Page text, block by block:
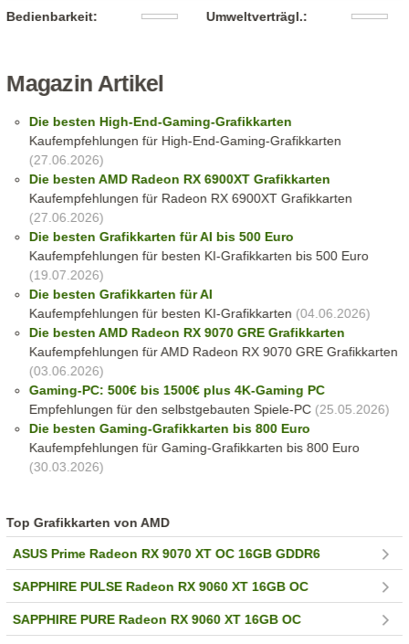
Bedienbarkeit: Umweltverträgl.:
Magazin Artikel
Die besten High-End-Gaming-Grafikkarten
Kaufempfehlungen für High-End-Gaming-Grafikkarten
(27.06.2026)
Die besten AMD Radeon RX 6900XT Grafikkarten
Kaufempfehlungen für Radeon RX 6900XT Grafikkarten
(27.06.2026)
Die besten Grafikkarten für AI bis 500 Euro
Kaufempfehlungen für besten KI-Grafikkarten bis 500 Euro
(19.07.2026)
Die besten Grafikkarten für AI
Kaufempfehlungen für besten KI-Grafikkarten (04.06.2026)
Die besten AMD Radeon RX 9070 GRE Grafikkarten
Kaufempfehlungen für AMD Radeon RX 9070 GRE Grafikkarten
(03.06.2026)
Gaming-PC: 500€ bis 1500€ plus 4K-Gaming PC
Empfehlungen für den selbstgebauten Spiele-PC(25.05.2026)
Die besten Gaming-Grafikkarten bis 800 Euro
Kaufempfehlungen für Gaming-Grafikkarten bis 800 Euro
(30.03.2026)
Top Grafikkarten von AMD
ASUS Prime Radeon RX 9070 XT OC 16GB GDDR6
SAPPHIRE PULSE Radeon RX 9060 XT 16GB OC
SAPPHIRE PURE Radeon RX 9060 XT 16GB OC